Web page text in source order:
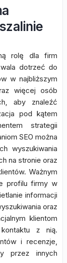
rolę dla firm
dotrzeć do
w najbliższym
więcej osób
aby znaleźć
pod kątem
strategii
SEO można
wyszukiwania
na stronie oraz
Ważnym
profilu firmy w
informacji
oraz
klientom
z nią.
i recenzje,
przez innych